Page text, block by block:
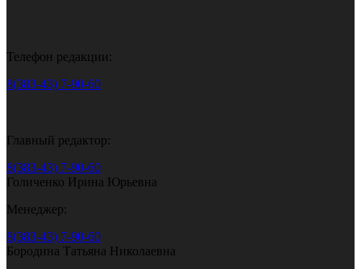
Телефон редакции:
8(383-43) 7-90-60
Главный редактор:
8(383-43) 7-90-60
Голиченко Ирина Юрьевна
Менеджер:
8(383-43) 7-90-60
Бородина Татьяна Николаевна